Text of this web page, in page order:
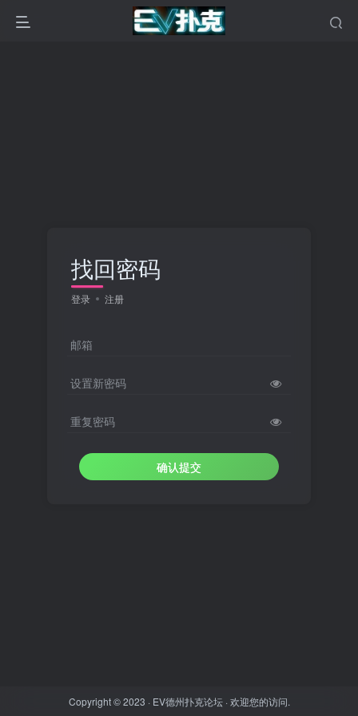
找回密码
登录 注册
邮箱
设置新密码
重复密码
确认提交
Copyright © 2023 · EV德州扑克论坛· 欢迎您的访问.